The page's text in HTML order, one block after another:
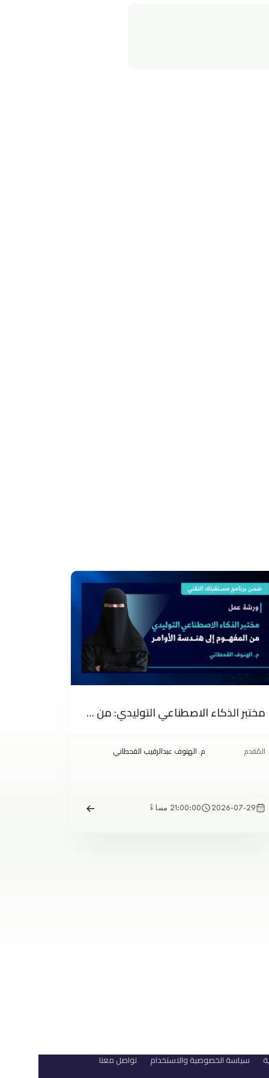
مختبر الذكاء الاصطناعي التوليدي: من المفهوم إلى هندسة الأوامر
المُقدم م. الهنوف عبدالرقيب القحطاني
2026-07-29 21:00:00 مساءً
سياسة الخصوصية والاستخدام تواصل معنا